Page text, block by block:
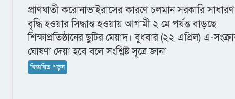
প্রাণঘাতী করোনাভাইরাসের কারণে চলমান সরকারি
বৃদ্ধি হওয়ার সিদ্ধান্ত হওয়ায় আগামী ২ মে পর্যন্ত বাড়ছে
শিক্ষাপ্রতিষ্ঠানের ছুটির মেয়াদ। বুধবার (২২ এপ্রিল) এ-
ঘোষণা দেয়া হবে বলে সংশ্লিষ্ট সূত্রে জানা
বিস্তারিত পড়ুন